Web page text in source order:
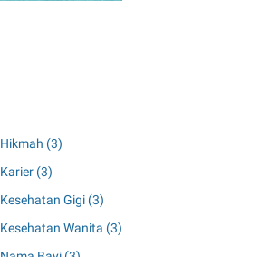
Hikmah (3)
Karier (3)
Kesehatan Gigi (3)
Kesehatan Wanita (3)